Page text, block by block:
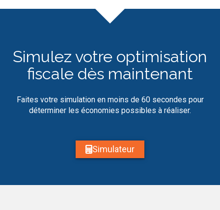
Simulez votre optimisation
fiscale dès maintenant
Faites votre simulation en moins de 60 secondes pour
déterminer les économies possibles à réaliser.
Simulateur